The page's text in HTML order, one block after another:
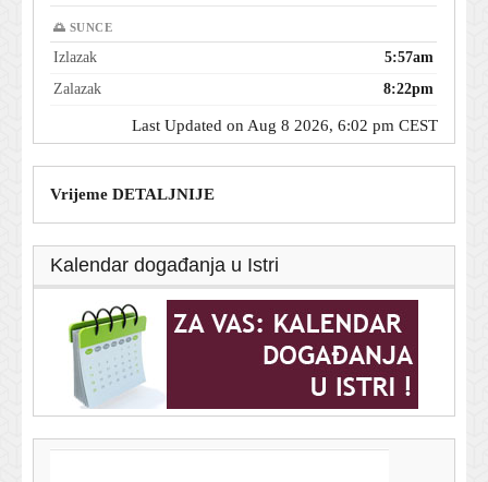
🌅 SUNCE
Izlazak
5:57am
Zalazak
8:22pm
Last Updated on Aug 8 2026, 6:02 pm CEST
Vrijeme DETALJNIJE
Kalendar događanja u Istri